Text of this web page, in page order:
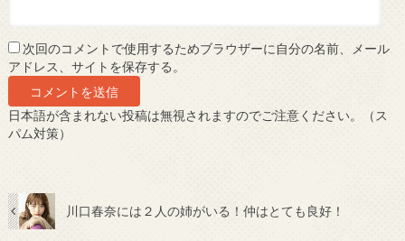
次回のコメントで使用するためブラウザーに自分の名前、メール
アドレス、サイトを保存する。
日本語が含まれない投稿は無視されますのでご注意ください。（ス
パム対策）
川口春奈には２人の姉がいる！仲はとても良好！